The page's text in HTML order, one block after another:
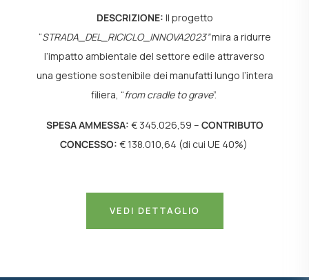
DESCRIZIONE: Il progetto
“STRADA_DEL_RICICLO_INNOVA2023”mira a ridurre
l’impatto ambientale del settore edile attraverso
una gestione sostenibile dei manufatti lungo l’intera
filiera, “from cradle to grave”.
SPESA AMMESSA: € 345.026,59 – CONTRIBUTO
CONCESSO: € 138.010,64 (di cui UE 40%)
VEDI DETTAGLIO